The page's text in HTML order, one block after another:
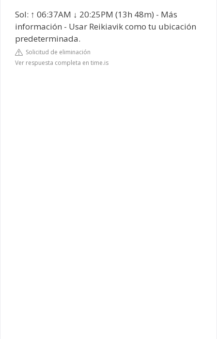
Sol: ↑ 06:37AM ↓ 20:25PM (13h 48m) - Más
información - Usar Reikiavik como tu ubicación
predeterminada.
Solicitud de eliminación
Ver respuesta completa en time.is